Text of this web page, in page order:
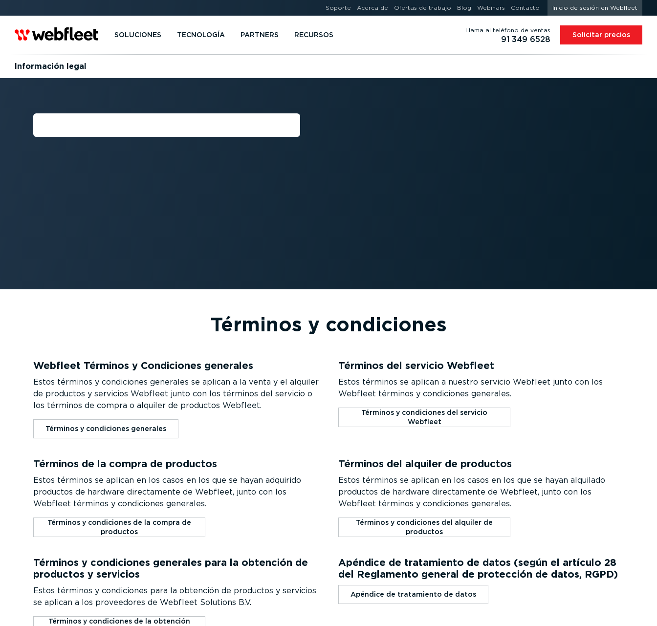
Soporte Acerca de Ofertas de trabajo Blog Webinars Contacto Inicio de sesión en Webfleet
SOLUCIONES TECNOLOGÍA PARTNERS RECURSOS
Llama al teléfono de ventas
91 349 6528 Solicitar precios
Información legal
INFORMACIÓN LEGAL
Términos y condiciones
Webfleet Términos y Condiciones generales
Estos términos y condiciones generales se aplican a la venta y el alquiler
de productos y servicios Webfleet junto con los términos del servicio o
los términos de compra o alquiler de productos Webfleet.
Términos y condiciones generales
Términos del servicio Webfleet
Estos términos se aplican a nuestro servicio Webfleet junto con los
Webfleet términos y condiciones generales.
Términos y condiciones del servicio
Webfleet
Términos de la compra de productos
Estos términos se aplican en los casos en los que se hayan adquirido
productos de hardware direc­ta­mente de Webfleet, junto con los
Webfleet términos y condiciones generales.
Términos y condiciones de la compra de
productos
Términos del alquiler de productos
Estos términos se aplican en los casos en los que se hayan alquilado
productos de hardware direc­ta­mente de Webfleet, junto con los
Webfleet términos y condiciones generales.
Términos y condiciones del alquiler de
productos
Términos y condiciones generales para la obtención de
productos y servicios
Estos términos y condiciones para la obtención de productos y servicios
se aplican a los proveedores de Webfleet Solutions B.V.
Términos y condiciones de la obtención
Apéndice de tratamiento de datos (según el artículo 28
del Reglamento general de protección de datos, RGPD)
Apéndice de tratamiento de datos